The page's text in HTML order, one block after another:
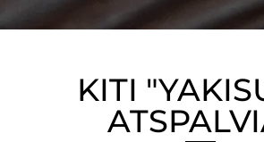
KITI